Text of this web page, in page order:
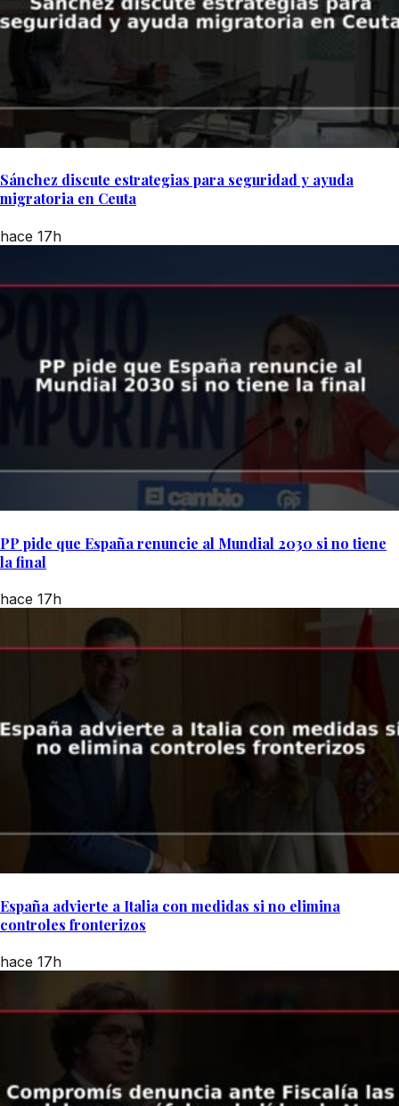
Sánchez discute estrategias para seguridad y ayuda
migratoria en Ceuta
hace 17h
PP pide que España renuncie al Mundial 2030 si no tiene
la final
hace 17h
España advierte a Italia con medidas si no elimina
controles fronterizos
hace 17h